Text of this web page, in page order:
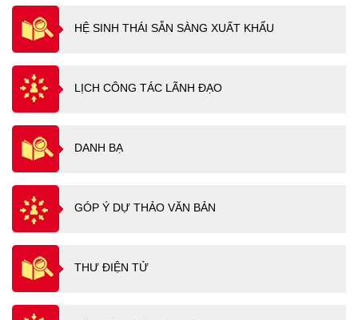
HỆ SINH THÁI SẴN SÀNG XUẤT KHẨU
LỊCH CÔNG TÁC LÃNH ĐẠO
DANH BẠ
GÓP Ý DỰ THẢO VĂN BẢN
THƯ ĐIỆN TỬ